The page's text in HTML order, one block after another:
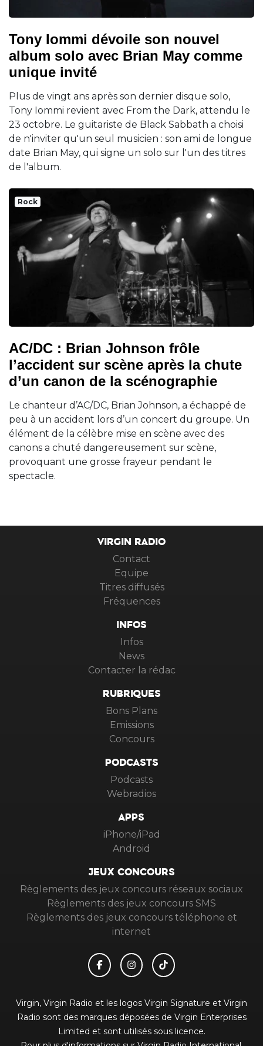
Tony Iommi dévoile son nouvel
album solo avec Brian May comme
unique invité
Plus de vingt ans après son dernier disque solo,
Tony Iommi revient avec From the Dark, attendu le
23 octobre. Le guitariste de Black Sabbath a choisi
de n'inviter qu'un seul musicien : son ami de longue
date Brian May, qui signe un solo sur l'un des titres
de l'album.
Rock
AC/DC : Brian Johnson frôle
l’accident sur scène après la chute
d’un canon de la scénographie
Le chanteur d’AC/DC, Brian Johnson, a échappé de
peu à un accident lors d’un concert du groupe. Un
élément de la célèbre mise en scène avec des
canons a chuté dangereusement sur scène,
provoquant une grosse frayeur pendant le
spectacle.
VIRGIN RADIO
Contact
Equipe
Titres diffusés
Fréquences
INFOS
Infos
News
Contacter la rédac
RUBRIQUES
Bons Plans
Emissions
Concours
PODCASTS
Podcasts
Webradios
APPS
iPhone/iPad
Android
JEUX CONCOURS
Règlements des jeux concours réseaux sociaux
Règlements des jeux concours SMS
Règlements des jeux concours téléphone et
internet
Virgin, Virgin Radio et les logos Virgin Signature et Virgin
Radio sont des marques déposées de Virgin Enterprises
Limited et sont utilisés sous licence.